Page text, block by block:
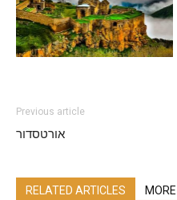
Previous article
אורטסדור
RELATED ARTICLES